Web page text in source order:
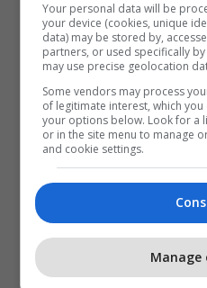
Your personal data will be
your device (cookies, unique
data) may be stored by,
partners, or used specifically
may use precise geolocation
Some vendors may process
of legitimate interest, which
your options below. Look for a
or in the site menu to manage
and cookie settings.
Manage